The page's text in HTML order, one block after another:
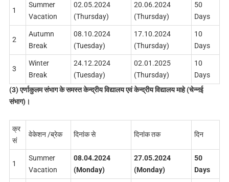
1
Summer
Vacation
02.05.2024
(Thursday)
20.06.2024
(Thursday)
50
Days
2
Autumn
Break
08.10.2024
(Tuesday)
17.10.2024
(Thursday)
10
Days
3
Winter
Break
24.12.2024
(Tuesday)
02.01.2025
(Thursday)
10
Days
(3) एर्णाकुलम संभाग के समस्‍त केन्‍द्रीय विद्यालय एवं केन्‍द्रीय विद्यालय माहे (चेन्‍नई
संभाग)।
क्र
सं
वेकेशन /ब्रेक दिनांक से दिनांक तक दिन
1
Summer
Vacation
08.04.2024
(Monday)
27.05.2024
(Monday)
50
Days